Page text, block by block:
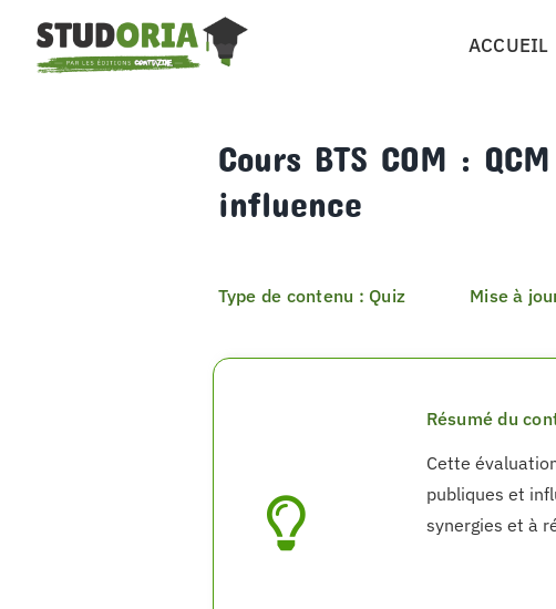
contenu
ACCUEIL
Cours BTS COM :
influence
Type de contenu : Quiz Mise à
Résumé du
Cette
publiques et
synergies et à